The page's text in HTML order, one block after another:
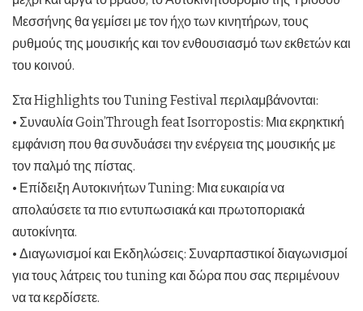
Μεσσήνης θα γεμίσει με τον ήχο των κινητήρων, τους
ρυθμούς της μουσικής και τον ενθουσιασμό των εκθετών και
του κοινού.
Στα Highlights του Tuning Festival περιλαμβάνονται:
• Συναυλία Goin’Through feat Isorropostis: Μια εκρηκτική
εμφάνιση που θα συνδυάσει την ενέργεια της μουσικής με
τον παλμό της πίστας.
• Επίδειξη Αυτοκινήτων Tuning: Μια ευκαιρία να
απολαύσετε τα πιο εντυπωσιακά και πρωτοποριακά
αυτοκίνητα.
• Διαγωνισμοί και Εκδηλώσεις: Συναρπαστικοί διαγωνισμοί
για τους λάτρεις του tuning και δώρα που σας περιμένουν
να τα κερδίσετε.